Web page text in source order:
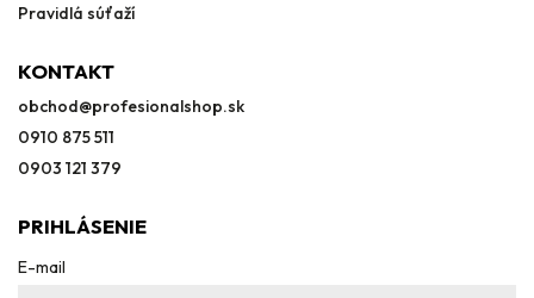
Pravidlá súťaží
KONTAKT
obchod@profesionalshop.sk
0910 875 511
0903 121 379
PRIHLÁSENIE
E-mail